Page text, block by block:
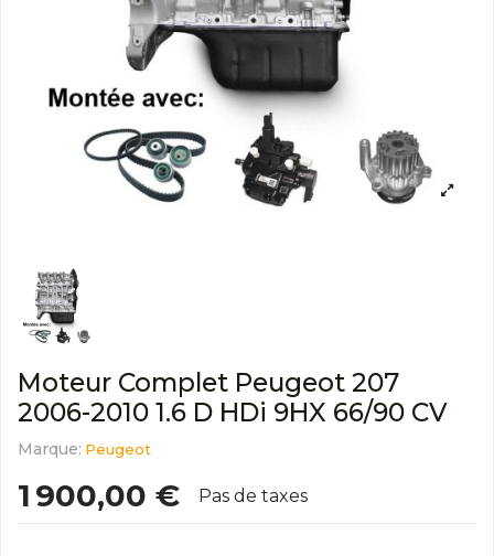
Moteur Complet Peugeot 207
2006-2010 1.6 D HDi 9HX 66/90 CV
Marque: Peugeot
1 900,00 € Pas de taxes